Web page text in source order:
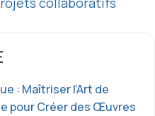
: Maîtriser l’Art de
pour Créer des Œuvres